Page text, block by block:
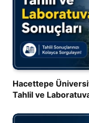
Hacettepe
Tahlil ve